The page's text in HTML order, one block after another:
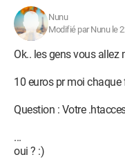
Nunu
Modifié par Nunu le
Ok.. les gens vous allez
10 euros pr moi
Question : Votre
...
oui ? :)